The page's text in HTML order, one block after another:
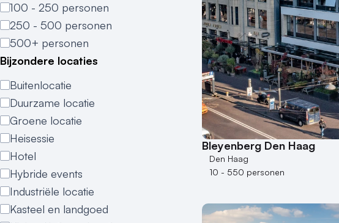
100 - 250 personen
250 - 500 personen
500+ personen
Bijzondere locaties
Buitenlocatie
Duurzame locatie
Groene locatie
Heisessie
Hotel
Hybride events
Industriële locatie
Kasteel en landgoed
Bleyenberg Den Haag
Den Haag
10 - 550 personen